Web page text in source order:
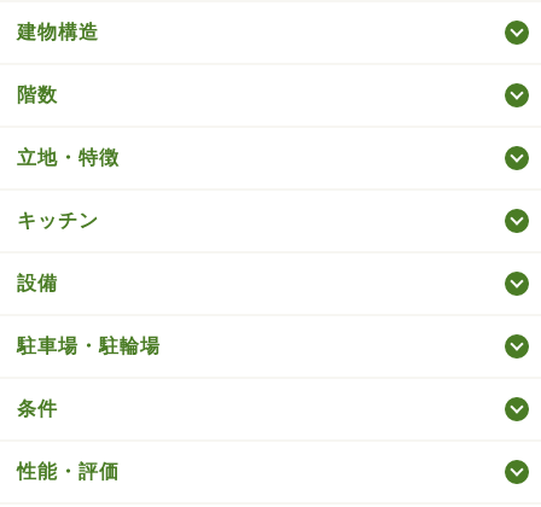
建物構造
階数
立地・特徴
キッチン
設備
駐車場・駐輪場
条件
性能・評価